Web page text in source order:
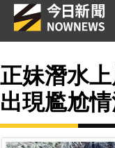
正妹潛水
出現尷尬情